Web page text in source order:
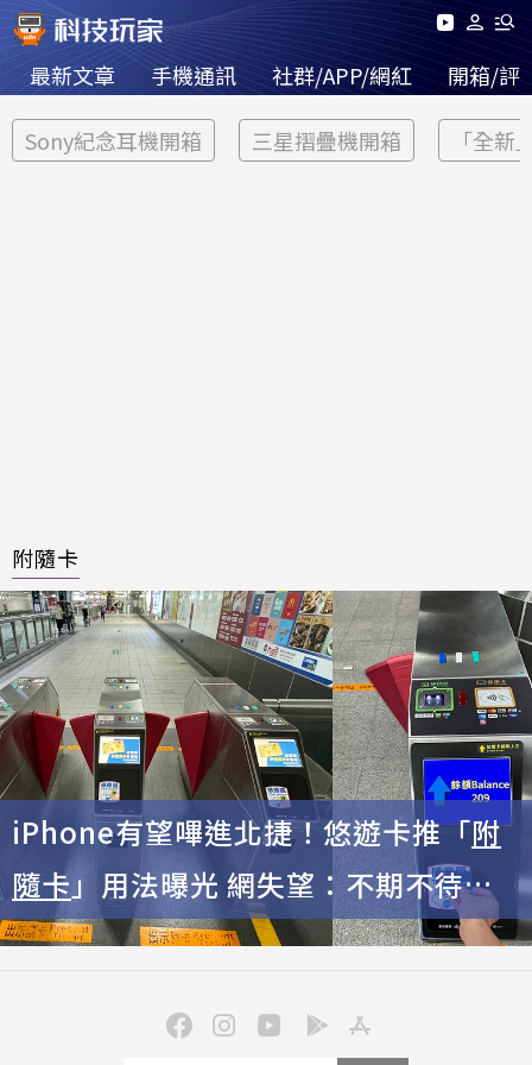
最新文章 手機通訊 社群/APP/網紅 開箱/評
Sony紀念耳機開箱 三星摺疊機開箱 「全新
附隨卡
iPhone有望嗶進北捷！悠遊卡推「附
隨卡 」用法曝光 網失望：不期不待不
受傷害